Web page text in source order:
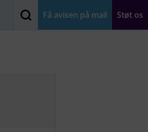
Få avisen på mail Støt os